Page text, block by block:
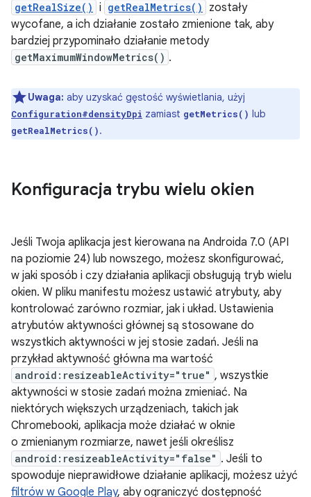
getRealSize() i getRealMetrics()
zostały
wycofane, a ich działanie zostało zmienione tak, aby
bardziej przypominało działanie metody
getMaximumWindowMetrics() .
Uwaga: aby uzyskać gęstość wyświetlania, użyj
Configuration#densityDpi zamiast getMetrics() lub
getRealMetrics().
Konfiguracja trybu wielu okien
Jeśli Twoja aplikacja jest kierowana na Androida 7.0 (API
na poziomie 24) lub nowszego, możesz skonfigurować,
w jaki sposób i czy działania aplikacji obsługują tryb wielu
okien. W pliku manifestu możesz ustawić atrybuty, aby
kontrolować zarówno rozmiar, jak i układ. Ustawienia
atrybutów aktywności głównej są stosowane do
wszystkich aktywności w jej stosie zadań. Jeśli na
przykład aktywność główna ma wartość
android:resizeableActivity="true" , wszystkie
aktywności w stosie zadań można zmieniać. Na
niektórych większych urządzeniach, takich jak
Chromebooki, aplikacja może działać w oknie
o zmienianym rozmiarze, nawet jeśli określisz
android:resizeableActivity="false" . Jeśli to
spowoduje nieprawidłowe działanie aplikacji, możesz użyć
filtrów w Google Play, aby ograniczyć dostępność